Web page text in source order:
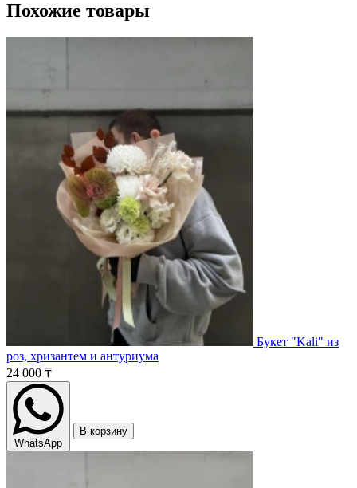
Похожие товары
Букет "Kali" из
роз, хризантем и антуриума
24 000 ₸
WhatsApp
В корзину